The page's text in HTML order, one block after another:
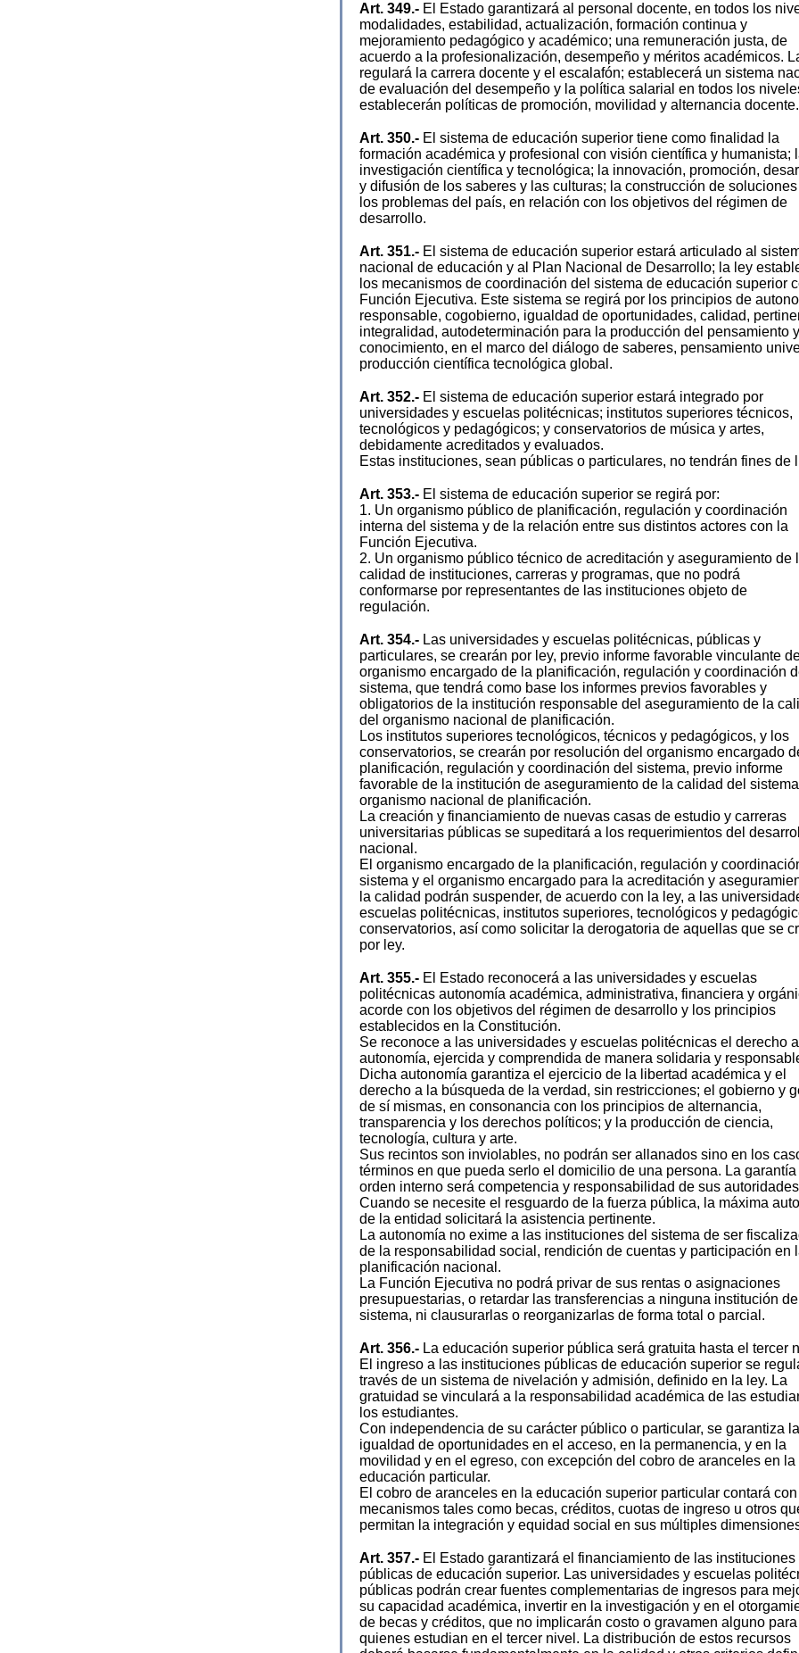
Art. 349.- El Estado garantizará al personal docente, en todos los
modalidades, estabilidad, actualización, formación continua y
mejoramiento pedagógico y académico; una remuneración justa, de
acuerdo a la profesionalización, desempeño y méritos académicos.
regulará la carrera docente y el escalafón; establecerá un sistema
de evaluación del desempeño y la política salarial en todos los
establecerán políticas de promoción, movilidad y alternancia docente.
Art. 350.- El sistema de educación superior tiene como finalidad la
formación académica y profesional con visión científica y humanista;
investigación científica y tecnológica; la innovación, promoción,
y difusión de los saberes y las culturas; la construcción de soluciones
los problemas del país, en relación con los objetivos del régimen de
desarrollo.
Art. 351.- El sistema de educación superior estará articulado al
nacional de educación y al Plan Nacional de Desarrollo; la ley
los mecanismos de coordinación del sistema de educación superior
Función Ejecutiva. Este sistema se regirá por los principios de
responsable, cogobierno, igualdad de oportunidades, calidad,
integralidad, autodeterminación para la producción del pensamiento y
conocimiento, en el marco del diálogo de saberes, pensamiento
producción científica tecnológica global.
Art. 352.- El sistema de educación superior estará integrado por
universidades y escuelas politécnicas; institutos superiores técnicos,
tecnológicos y pedagógicos; y conservatorios de música y artes,
debidamente acreditados y evaluados.
Estas instituciones, sean públicas o particulares, no tendrán fines de
Art. 353.- El sistema de educación superior se regirá por:
1. Un organismo público de planificación, regulación y coordinación
interna del sistema y de la relación entre sus distintos actores con la
Función Ejecutiva.
2. Un organismo público técnico de acreditación y aseguramiento de
calidad de instituciones, carreras y programas, que no podrá
conformarse por representantes de las instituciones objeto de
regulación.
Art. 354.- Las universidades y escuelas politécnicas, públicas y
particulares, se crearán por ley, previo informe favorable vinculante
organismo encargado de la planificación, regulación y coordinación
sistema, que tendrá como base los informes previos favorables y
obligatorios de la institución responsable del aseguramiento de la
del organismo nacional de planificación.
Los institutos superiores tecnológicos, técnicos y pedagógicos, y los
conservatorios, se crearán por resolución del organismo encargado
planificación, regulación y coordinación del sistema, previo informe
favorable de la institución de aseguramiento de la calidad del sistema
organismo nacional de planificación.
La creación y financiamiento de nuevas casas de estudio y carreras
universitarias públicas se supeditará a los requerimientos del
nacional.
El organismo encargado de la planificación, regulación y
sistema y el organismo encargado para la acreditación y
la calidad podrán suspender, de acuerdo con la ley, a las
escuelas politécnicas, institutos superiores, tecnológicos y
conservatorios, así como solicitar la derogatoria de aquellas que se
por ley.
Art. 355.- El Estado reconocerá a las universidades y escuelas
politécnicas autonomía académica, administrativa, financiera y
acorde con los objetivos del régimen de desarrollo y los principios
establecidos en la Constitución.
Se reconoce a las universidades y escuelas politécnicas el derecho
autonomía, ejercida y comprendida de manera solidaria y
Dicha autonomía garantiza el ejercicio de la libertad académica y el
derecho a la búsqueda de la verdad, sin restricciones; el gobierno y
de sí mismas, en consonancia con los principios de alternancia,
transparencia y los derechos políticos; y la producción de ciencia,
tecnología, cultura y arte.
Sus recintos son inviolables, no podrán ser allanados sino en los
términos en que pueda serlo el domicilio de una persona. La garantía
orden interno será competencia y responsabilidad de sus
Cuando se necesite el resguardo de la fuerza pública, la máxima
de la entidad solicitará la asistencia pertinente.
La autonomía no exime a las instituciones del sistema de ser
de la responsabilidad social, rendición de cuentas y participación en
planificación nacional.
La Función Ejecutiva no podrá privar de sus rentas o asignaciones
presupuestarias, o retardar las transferencias a ninguna institución del
sistema, ni clausurarlas o reorganizarlas de forma total o parcial.
Art. 356.- La educación superior pública será gratuita hasta el tercer
El ingreso a las instituciones públicas de educación superior se
través de un sistema de nivelación y admisión, definido en la ley. La
gratuidad se vinculará a la responsabilidad académica de las
los estudiantes.
Con independencia de su carácter público o particular, se garantiza la
igualdad de oportunidades en el acceso, en la permanencia, y en la
movilidad y en el egreso, con excepción del cobro de aranceles en la
educación particular.
El cobro de aranceles en la educación superior particular contará con
mecanismos tales como becas, créditos, cuotas de ingreso u otros
permitan la integración y equidad social en sus múltiples
Art. 357.- El Estado garantizará el financiamiento de las instituciones
públicas de educación superior. Las universidades y escuelas
públicas podrán crear fuentes complementarias de ingresos para
su capacidad académica, invertir en la investigación y en el
de becas y créditos, que no implicarán costo o gravamen alguno para
quienes estudian en el tercer nivel. La distribución de estos recursos